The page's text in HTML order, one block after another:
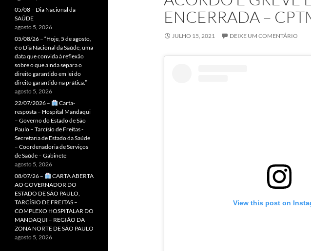
ENCERRADA –
JULHO 15, 2021 DEIXE UM COMENTÁRIO
View this post on
05/08 – Dia Nacional da
SAÚDE
agosto 5, 2026
05/08/26 – “Hoje, 5 de agosto,
é o Dia Nacional da Saúde, uma
data que convida à reflexão
sobre o que ainda separa o
direito garantido em lei do
direito garantido na prática.”
agosto 5, 2026
22/07/2026 –
Carta-
resposta – Hospital Mandaqui
– Governo do Estado de São
Paulo – Tarcísio de Freitas -
Secretaria de Estado da Saúde
– Coordenadoria de Serviços
de Saúde – Gabinete
agosto 5, 2026
08/07/26 –
CARTA ABERTA
AO GOVERNADOR DO
ESTADO DE SÃO PAULO,
TARCÍSIO DE FREITAS –
COMPLEXO HOSPITALAR DO
MANDAQUI – REGIÃO DA
ZONA NORTE DE SÃO PAULO
agosto 5, 2026